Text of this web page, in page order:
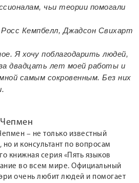
чьи теории помогали
Кемпбелл, Джадсон Свихарт
Я хочу поблагодарить людей,
двадцать лет моей работы и
самым сокровенным. Без них
Чепмен
– не только известный
и консультант по вопросам
книжная серия «Пять языков
во всем мире. Официальный
очень любит людей и помогает